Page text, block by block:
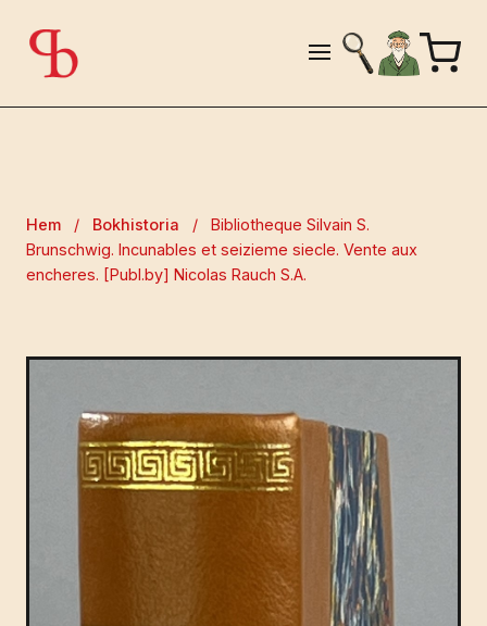
Hem / Bokhistoria /
Bibliotheque Silvain S.
Brunschwig. Incunables et seizieme siecle. Vente aux
encheres. [Publ.by] Nicolas Rauch S.A.